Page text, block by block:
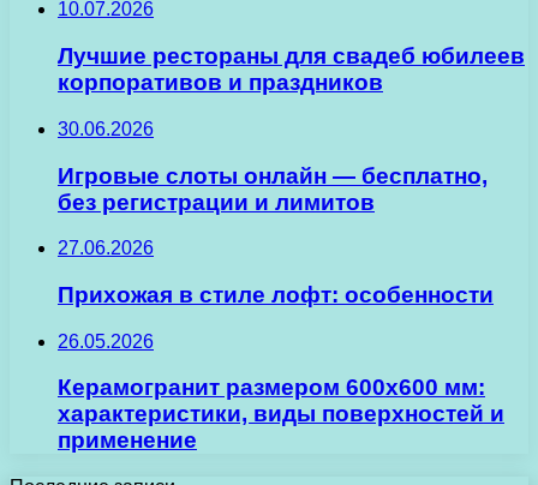
10.07.2026
Лучшие рестораны для свадеб юбилеев
корпоративов и праздников
30.06.2026
Игровые слоты онлайн — бесплатно,
без регистрации и лимитов
27.06.2026
Прихожая в стиле лофт: особенности
26.05.2026
Керамогранит размером 600х600 мм:
характеристики, виды поверхностей и
применение